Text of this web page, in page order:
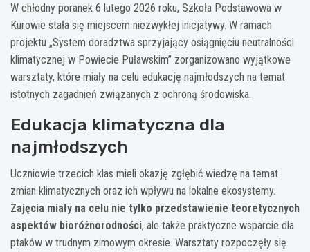
W chłodny poranek 6 lutego 2026 roku, Szkoła Podstawowa w
Kurowie stała się miejscem niezwykłej inicjatywy. W ramach
projektu „System doradztwa sprzyjający osiągnięciu neutralności
klimatycznej w Powiecie Puławskim” zorganizowano wyjątkowe
warsztaty, które miały na celu edukację najmłodszych na temat
istotnych zagadnień związanych z ochroną środowiska.
Edukacja klimatyczna dla
najmłodszych
Uczniowie trzecich klas mieli okazję zgłębić wiedzę na temat
zmian klimatycznych oraz ich wpływu na lokalne ekosystemy.
Zajęcia miały na celu nie tylko przedstawienie teoretycznych
aspektów bioróżnorodności, ale także praktyczne wsparcie dla
ptaków w trudnym zimowym okresie. Warsztaty rozpoczęły się